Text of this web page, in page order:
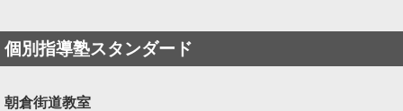
個別指導塾スタンダード
朝倉街道教室